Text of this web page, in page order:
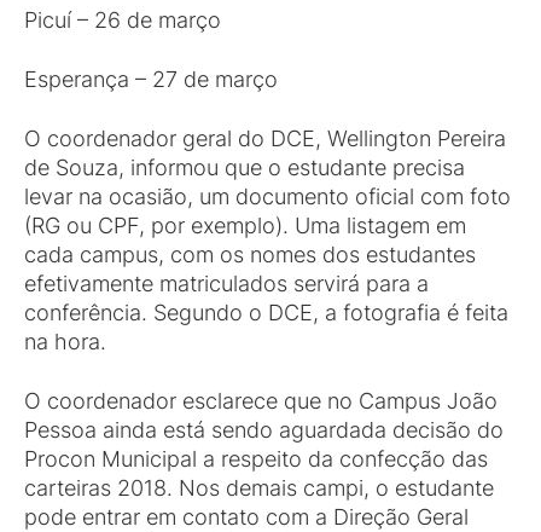
Picuí – 26 de março
Esperança – 27 de março
O coordenador geral do DCE, Wellington Pereira
de Souza, informou que o estudante precisa
levar na ocasião, um documento oficial com foto
(RG ou CPF, por exemplo). Uma listagem em
cada campus, com os nomes dos estudantes
efetivamente matriculados servirá para a
conferência. Segundo o DCE, a fotografia é feita
na hora.
O coordenador esclarece que no Campus João
Pessoa ainda está sendo aguardada decisão do
Procon Municipal a respeito da confecção das
carteiras 2018. Nos demais campi, o estudante
pode entrar em contato com a Direção Geral